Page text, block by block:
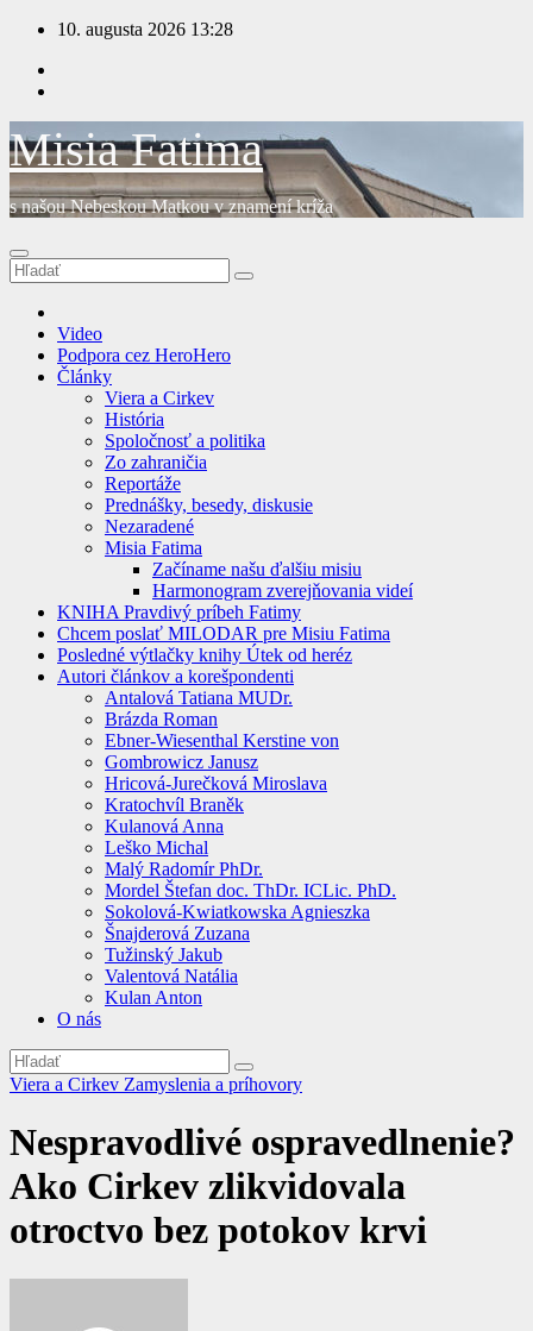
Prejsť
obsah
10. augusta 2026 13:28
Misia Fatima
s našou Nebeskou Matkou v znamení kríža
Video
Podpora cez HeroHero
Články
Viera a Cirkev
História
Spoločnosť a politika
Zo zahraničia
Reportáže
Prednášky, besedy, diskusie
Nezaradené
Misia Fatima
Začíname našu ďalšiu misiu
Harmonogram zverejňovania videí
KNIHA Pravdivý príbeh Fatimy
Chcem poslať MILODAR pre Misiu Fatima
Posledné výtlačky knihy Útek od heréz
Autori článkov a korešpondenti
Antalová Tatiana MUDr.
Brázda Roman
Ebner-Wiesenthal Kerstine von
Gombrowicz Janusz
Hricová-Jurečková Miroslava
Kratochvíl Braněk
Kulanová Anna
Leško Michal
Malý Radomír PhDr.
Mordel Štefan doc. ThDr. ICLic. PhD.
Sokolová-Kwiatkowska Agnieszka
Šnajderová Zuzana
Tužinský Jakub
Valentová Natália
Kulan Anton
O nás
Viera a Cirkev Zamyslenia a príhovory
Nespravodlivé ospravedlnenie?
Ako Cirkev zlikvidovala
otroctvo bez potokov krvi